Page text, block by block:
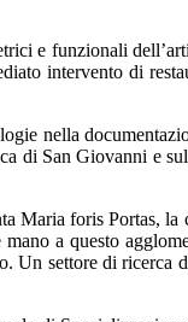
e funzionali
intervento di
nella
di San Giovanni e
Maria foris Portas, la
a questo
Un settore di ricerca